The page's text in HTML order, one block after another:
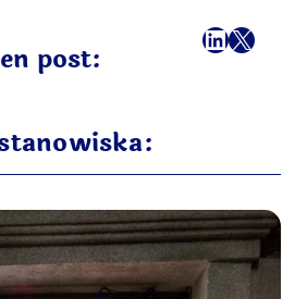
post:
Facebook
LinkedIn
X Mail